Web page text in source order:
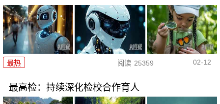
最热 阅读 25359 02-12
最高检：持续深化检校合作育人